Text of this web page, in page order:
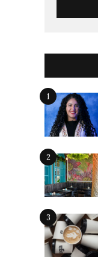
1
2
3